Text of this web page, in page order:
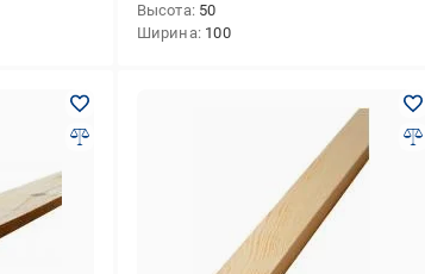
Высота 50
Ширина 100